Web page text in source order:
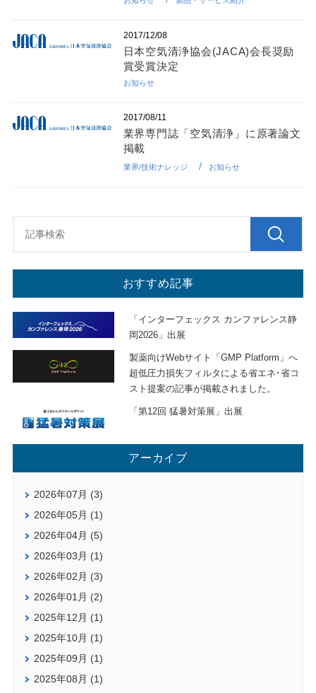
2017/12/08
日本空気清浄協会(JACA)会長奨励
賞受賞決定
お知らせ
2017/08/11
業界専門誌「空気清浄」に原著論文
掲載
業界/技術ナレッジ お知らせ
おすすめ記事
「インターフェックス カンファレンス静
岡2026」出展
製薬向けWebサイト「GMP Platform」へ
超低圧力損失フィルタによる省エネ･省コ
スト提案の記事が掲載されました。
「第12回 猛暑対策展」出展
アーカイブ
2026年07月 (3)
2026年05月 (1)
2026年04月 (5)
2026年03月 (1)
2026年02月 (3)
2026年01月 (2)
2025年12月 (1)
2025年10月 (1)
2025年09月 (1)
2025年08月 (1)